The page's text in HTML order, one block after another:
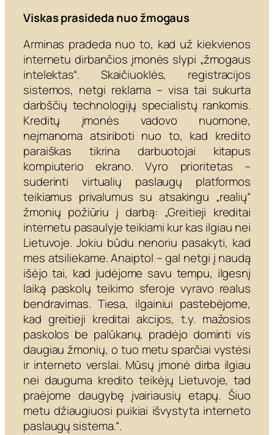
Viskas prasideda nuo žmogaus
Arminas pradeda nuo to, kad už kiekvienos
internetu dirbančios įmonės slypi „žmogaus
intelektas“. Skaičiuoklės, registracijos
sistemos, netgi reklama – visa tai sukurta
darbščių technologijų specialistų rankomis.
Kreditų įmonės vadovo nuomone,
neįmanoma atsiriboti nuo to, kad kredito
paraiškas tikrina darbuotojai kitapus
kompiuterio ekrano. Vyro prioritetas –
suderinti virtualių paslaugų platformos
teikiamus privalumus su atsakingu „realių“
žmonių požiūriu į darbą: „Greitieji kreditai
internetu pasaulyje teikiami kur kas ilgiau nei
Lietuvoje. Jokiu būdu nenoriu pasakyti, kad
mes atsiliekame. Anaiptol – gal netgi į naudą
išėjo tai, kad judėjome savu tempu, ilgesnį
laiką paskolų teikimo sferoje vyravo realus
bendravimas. Tiesa, ilgainiui pastebėjome,
kad greitieji kreditai akcijos, t.y. mažosios
paskolos be palūkanų, pradėjo dominti vis
daugiau žmonių, o tuo metu sparčiai vystėsi
ir interneto verslai. Mūsų įmonė dirba ilgiau
nei dauguma kredito teikėjų Lietuvoje, tad
praėjome daugybę įvairiausių etapų. Šiuo
metu džiaugiuosi puikiai išvystyta interneto
paslaugų sistema.“.